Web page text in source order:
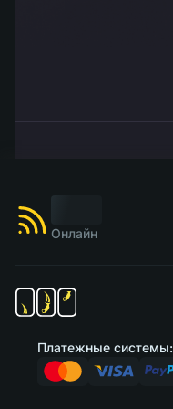
Онлайн
Платежные системы: